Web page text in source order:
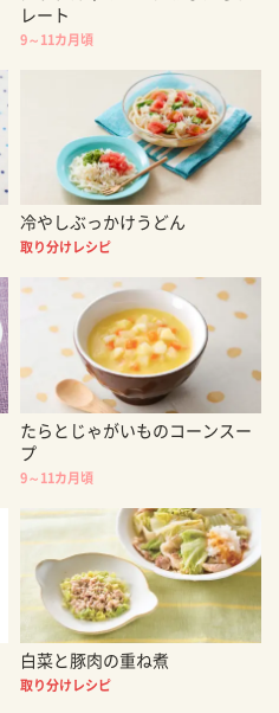
レート
9～11カ月頃
冷やしぶっかけうどん
取り分けレシピ
たらとじゃがいものコーンスー
プ
9～11カ月頃
白菜と豚肉の重ね煮
取り分けレシピ